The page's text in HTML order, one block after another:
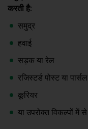
करती है:
समुद्र
हवाई
सड़क या रेल
रजिस्टर्ड पोस्ट या पार्सल
कूरियर
या उपरोक्त विकल्पों में